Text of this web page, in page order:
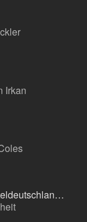
Irkan
Geschichte Mitteldeutschlands- Leni Riefenstahl